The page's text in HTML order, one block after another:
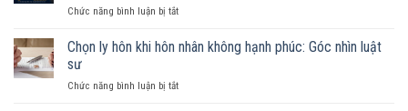
hợp
được
chồng
đăng
hôn
Chức năng bình luận bị tắtở
phải
điều
Chọn ly hôn khi hôn nhân không hạnh phúc: Góc nhìn luật
sư
Chức năng bình luận bị tắtở